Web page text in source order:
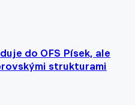
do OFS Písek, ale
strukturami